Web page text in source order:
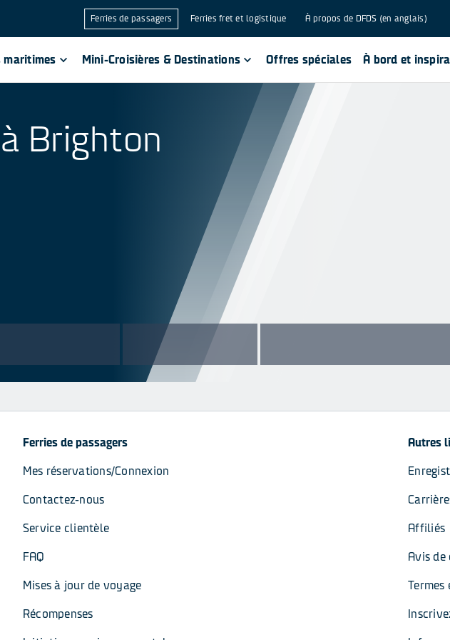
Ferries de passagers Ferries fret et logistique À propos de DFDS (en anglais)
maritimes Mini-Croisières & Destinations Offres spéciales À bord et
Brighton
Ferries de passagers
Mes réservations/Connexion
Contactez-nous
Service clientèle
FAQ
Mises à jour de voyage
Récompenses
Autres
Affiliés
Avis